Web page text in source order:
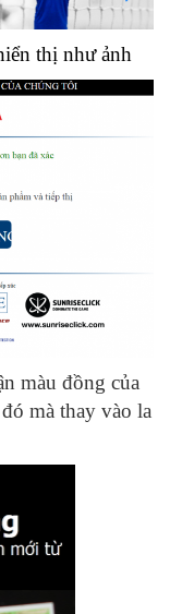
thị như ảnh
màu đồng của
mà thay vào la